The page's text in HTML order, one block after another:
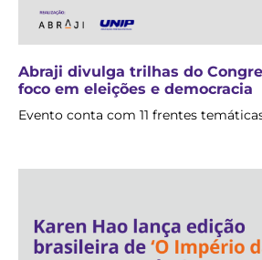
Abraji divulga trilhas do
foco em eleições e democracia
Evento conta com 11 frentes